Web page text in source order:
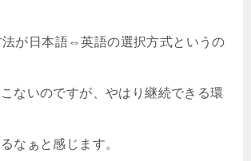
が日本語⇔英語の選択方式というの
ないのですが、やはり継続できる環
なぁと感じます。